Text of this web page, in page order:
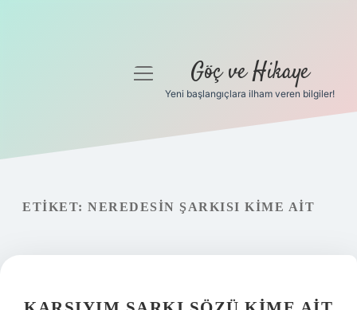
Gizlilik Politikası
menüyü
Göç ve Hikaye
Yeni başlangıçlara ilham veren bilgiler!
ETIKET: NEREDESIN ŞARKISI KIME AIT